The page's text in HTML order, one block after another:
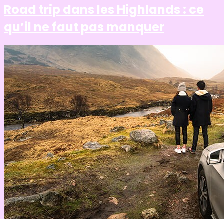
Road trip dans les Highlands : ce
qu’il ne faut pas manquer